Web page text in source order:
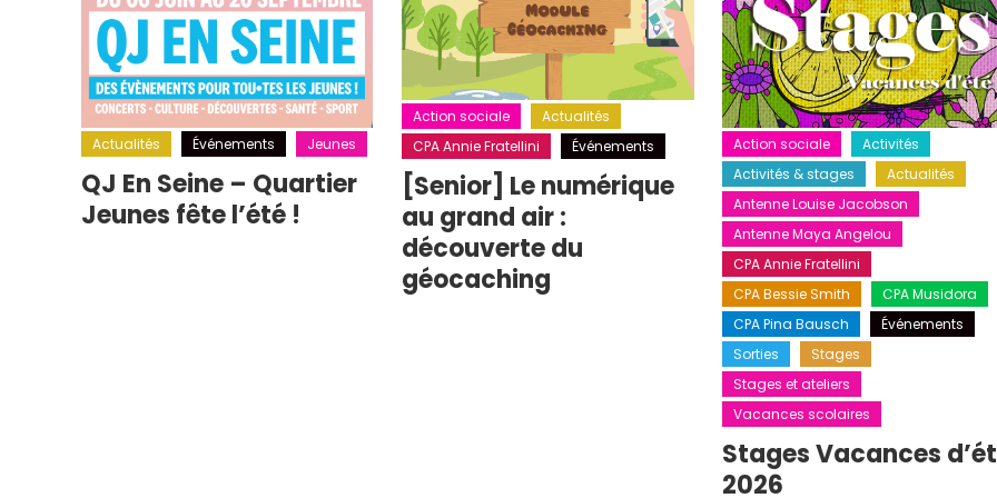
Actualités Événements Jeunes
QJ En Seine – Quartier
Jeunes fête l’été !
Action sociale
Actualités
CPA Annie Fratellini
Événements
[Senior] Le numérique
au grand air :
découverte du
géocaching
Action sociale
Activités
Activités & stages
Actualités
Antenne Louise Jacobson
Antenne Maya Angelou
CPA Annie Fratellini
CPA Bessie Smith
CPA Musidora
CPA Pina Bausch
Événements
Sorties
Stages
Stages et ateliers
Vacances scolaires
Stages Vacances
2026